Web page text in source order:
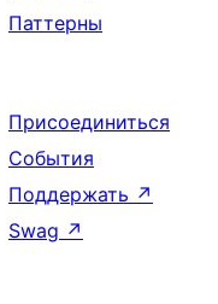
Паттерны
Присоединиться
События
Поддержать ↗
Swag ↗